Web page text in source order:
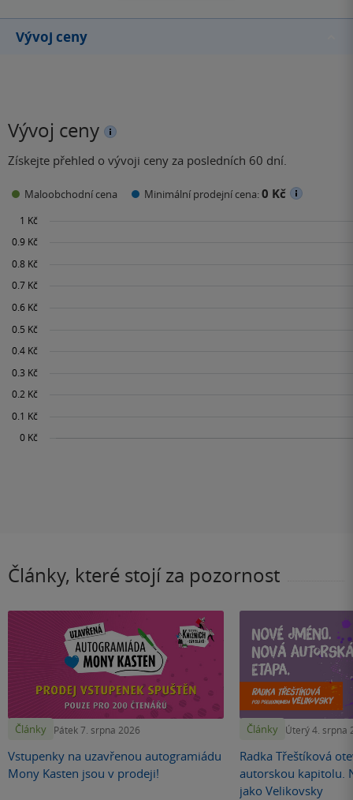
Vývoj ceny
Vývoj ceny
Získejte přehled o vývoji ceny za posledních 60 dní.
Maloobchodní cena Minimální prodejní cena:0 Kč
Články, které stojí za pozornost
Články Pátek 7. srpna 2026
Vstupenky na uzavřenou autogramiádu
Mony Kasten jsou v prodeji!
Články Úterý 4. srpna
Radka Třeštíková
autorskou kapitolu.
jako Velikovsky